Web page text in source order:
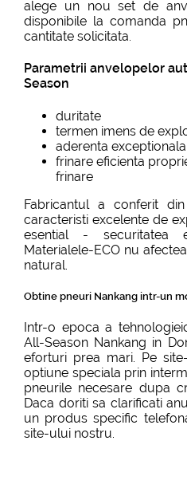
alege un nou set de
disponibile la comanda
cantitate solicitata.
Parametrii anvelopelor
Season
duritate
termen imens de
aderenta exceptionala
frinare eficienta
frinare
Fabricantul a conferit
caracteristi excelente de
esential - securitatea
Materialele-ECO nu
natural.
Obtine pneuri Nankang intr-un
Intr-o epoca a
All-Season Nankang in
eforturi prea mari. Pe
optiune speciala prin
pneurile necesare dupa
Daca doriti sa clarificati
un produs specific
site-ului nostru.